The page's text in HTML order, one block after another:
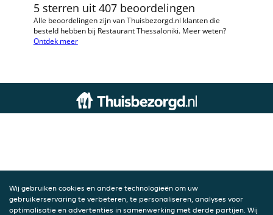
5 sterren uit 407 beoordelingen
Alle beoordelingen zijn van Thuisbezorgd.nl klanten die
besteld hebben bij Restaurant Thessaloniki. Meer weten?
Ontdek meer
Wij gebruiken cookies en andere technologieën om uw
gebruikerservaring te verbeteren, te personaliseren, analyses voor
optimalisatie en advertenties in samenwerking met derde partijen. Wij